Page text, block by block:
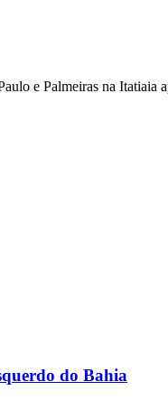
e Palmeiras na
do Bahia